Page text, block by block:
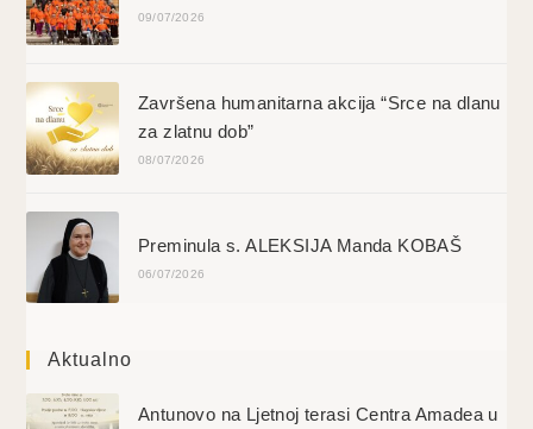
09/07/2026
Završena humanitarna akcija “Srce na dlanu
za zlatnu dob”
08/07/2026
Preminula s. ALEKSIJA Manda KOBAŠ
06/07/2026
Aktualno
Antunovo na Ljetnoj terasi Centra Amadea u